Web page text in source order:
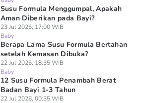
Susu Formula Menggumpal, Apakah
Aman Diberikan pada Bayi?
23 Jul 2026, 17:00 WIB
Baby
Berapa Lama Susu Formula Bertahan
setelah Kemasan Dibuka?
22 Jul 2026, 18:35 WIB
Baby
12 Susu Formula Penambah Berat
Badan Bayi 1-3 Tahun
22 Jul 2026, 00:35 WIB